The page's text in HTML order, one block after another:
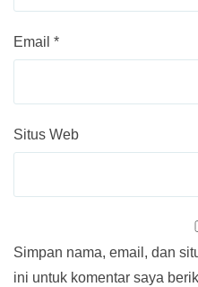
Email *
Situs Web
Simpan nama, email, dan
ini untuk komentar saya